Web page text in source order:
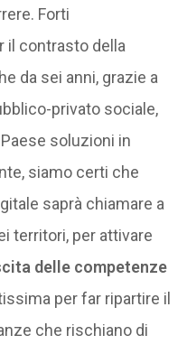
Forti
il contrasto della
da sei anni, grazie a
privato sociale,
soluzioni in
siamo certi che
saprà chiamare a
territori, per attivare
delle competenze
per far ripartire il
che rischiano di